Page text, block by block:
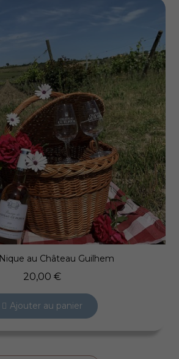
Aperçu rapide
au Château Guilhem
20,00 €
Ajouter au panier